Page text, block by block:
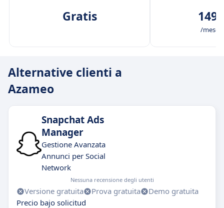
Gratis
/mese
Alternative clienti a
Azameo
Snapchat Ads
Manager
Gestione Avanzata
Annunci per Social
Network
Nessuna recensione degli utenti
Versione gratuita Prova gratuita
Demo gratuita
Precio bajo solicitud